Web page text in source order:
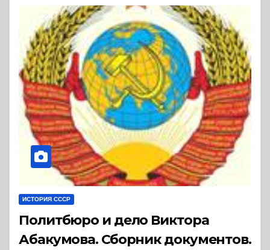
ИСТОРИЯ СССР
Политбюро и дело Виктора
Абакумова. Сборник документов.